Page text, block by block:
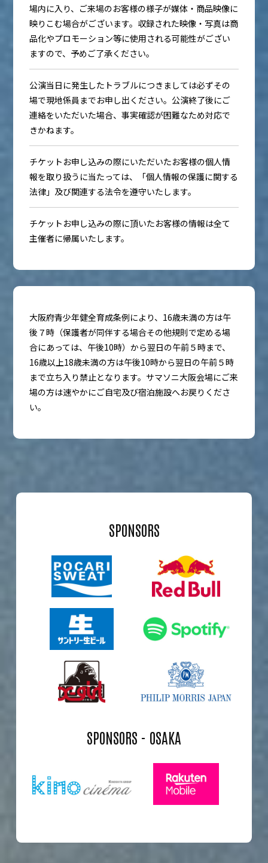
場内に入り、ご来場のお客様の様子が媒体・商品映像に
映りこむ場合がございます。収録された映像・写真は商
品化やプロモーション等に使用される可能性がござい
ますので、予めご了承ください。
公演当日に発生したトラブルにつきましては必ずその
場で現地係員までお申し出ください。公演終了後にご
連絡をいただいた場合、事実確認が困難なため対応で
きかねます。
チケットお申し込みの際にいただいたお客様の個人情
報を取り扱うに当たっては、「個人情報の保護に関する
法律」及び関連する法令を遵守いたします。
チケットお申し込みの際に頂いたお客様の情報は全て
主催者に帰属いたします。
大阪府青少年健全育成条例により、16歳未満の方は午
後７時（保護者が同伴する場合その他規則で定める場
合にあっては、午後10時）から翌日の午前５時まで、
16歳以上18歳未満の方は午後10時から翌日の午前５時
まで立ち入り禁止となります。サマソニ大阪会場にご来
場の方は速やかにご自宅及び宿泊施設へお戻りくださ
い。
SPONSORS
SPONSORS - OSAKA